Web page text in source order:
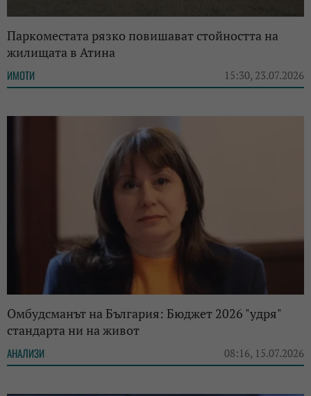
Паркоместата рязко повишават стойността на
жилищата в Атина
ИМОТИ 15:30, 23.07.2026
Омбудсманът на България: Бюджет 2026 "удря"
стандарта ни на живот
АНАЛИЗИ 08:16, 15.07.2026